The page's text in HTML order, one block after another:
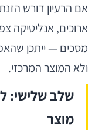
ארוכים, אנליטיקה
מסכים — ייתכן
ולא המוצר המרכזי.
שלב שלישי:
מוצר